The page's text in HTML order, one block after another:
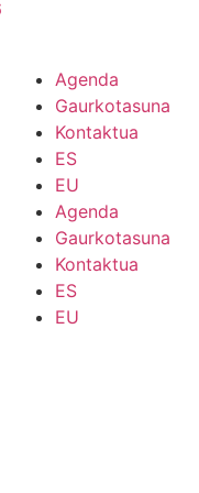
Agenda
Gaurkotasuna
Kontaktua
ES
EU
Agenda
Gaurkotasuna
Kontaktua
ES
EU